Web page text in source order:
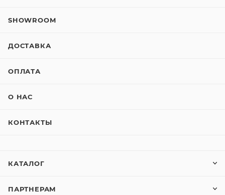
SHOWROOM
ДОСТАВКА
ОПЛАТА
О НАС
КОНТАКТЫ
КАТАЛОГ
ПАРТНЕРАМ